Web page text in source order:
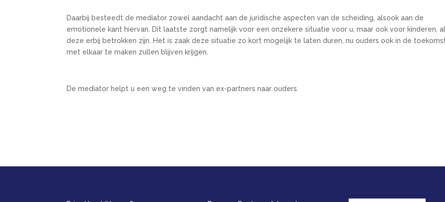
Daarbij besteedt de mediator zowel aandacht aan de juridische aspecten van de scheiding, alsook aan de
emotionele kant hiervan. Dit laatste zorgt namelijk voor een onzekere situatie voor u, maar ook voor kinderen,
deze erbij betrokken zijn. Het is zaak deze situatie zo kort mogelijk te laten duren, nu ouders ook in de
met elkaar te maken zullen blijven krijgen.
De mediator helpt u een weg te vinden van ex-partners naar ouders.